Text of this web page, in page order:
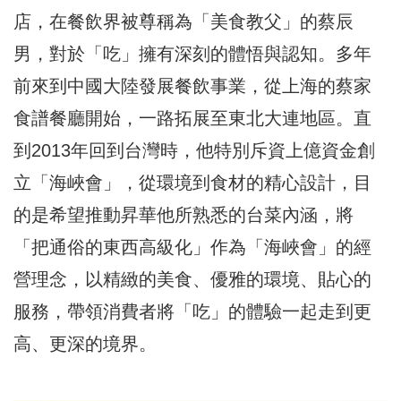
店，在餐飲界被尊稱為「美食教父」的蔡辰
男，對於「吃」擁有深刻的體悟與認知。多年
前來到中國大陸發展餐飲事業，從上海的蔡家
食譜餐廳開始，一路拓展至東北大連地區。直
到2013年回到台灣時，他特別斥資上億資金創
立「海峽會」，從環境到食材的精心設計，目
的是希望推動昇華他所熟悉的台菜內涵，將
「把通俗的東西高級化」作為「海峽會」的經
營理念，以精緻的美食、優雅的環境、貼心的
服務，帶領消費者將「吃」的體驗一起走到更
高、更深的境界。